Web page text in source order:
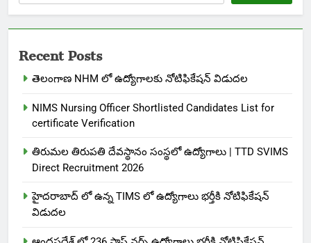
Recent Posts
తెలంగాణ NHM లో ఉద్యోగాలకు నోటిఫికేషన్ విడుదల
NIMS Nursing Officer Shortlisted Candidates List for
certificate Verification
తిరుమల తిరుపతి దేవస్థానం సంస్థలో ఉద్యోగాలు | TTD SVIMS
Direct Recruitment 2026
హైదరాబాద్ లో ఉన్న TIMS లో ఉద్యోగాలు భర్తీకి నోటిఫికేషన్
విడుదల